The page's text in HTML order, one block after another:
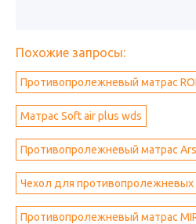
Похожие запросы:
Противопролежневый матрас
Матрас Soft air plus wds
Противопролежневый матрас
Чехол для противопролежневых
Противопролежневый матрас